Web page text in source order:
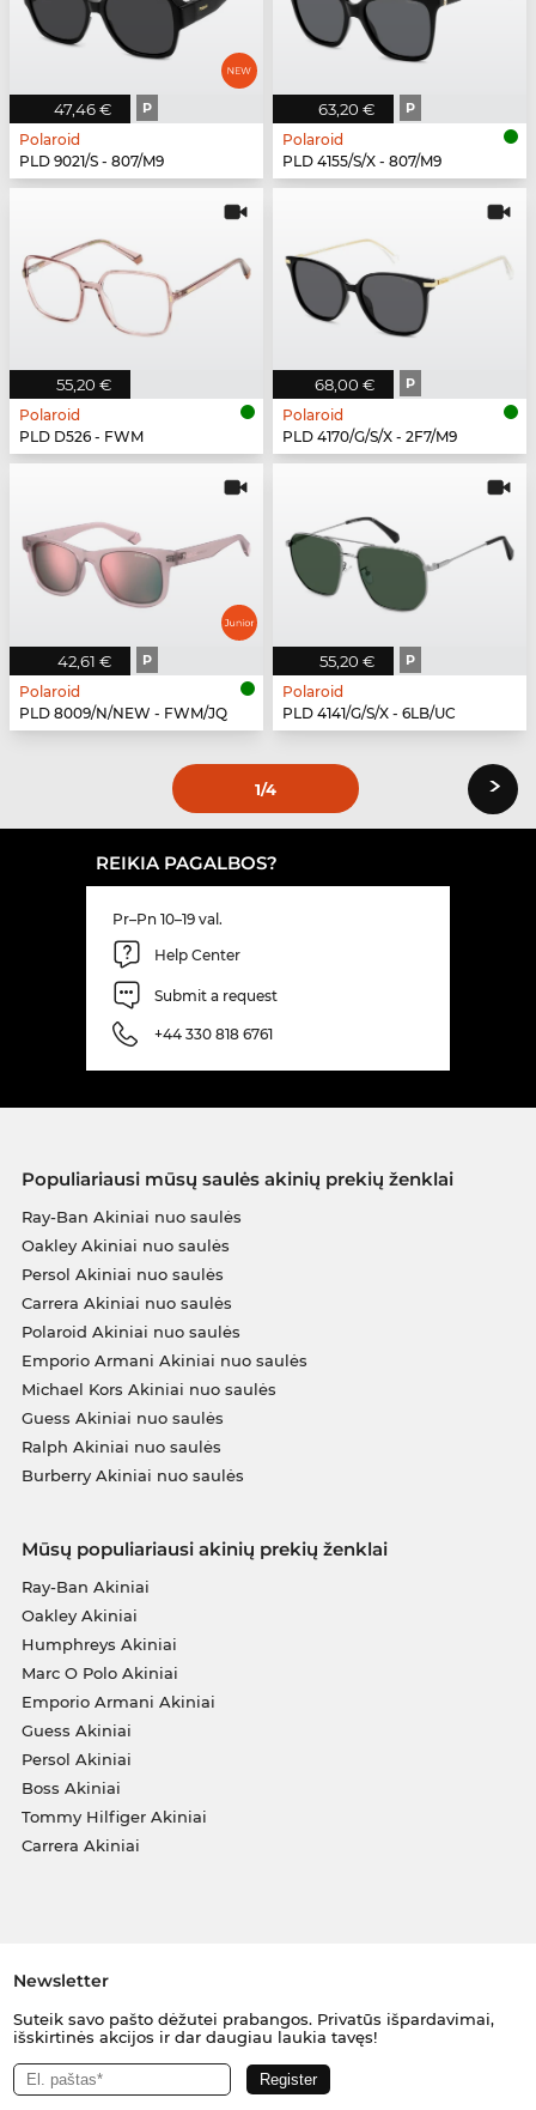
47,46 € P
Polaroid
PLD 9021/S - 807/M9
63,20 € P
Polaroid
PLD 4155/S/X - 807/M9
55,20 €
Polaroid
PLD D526 - FWM
68,00 € P
Polaroid
PLD 4170/G/S/X - 2F7/M9
42,61 € P
Polaroid
PLD 8009/N/NEW - FWM/JQ
55,20 € P
Polaroid
PLD 4141/G/S/X - 6LB/UC
1/4 ›
REIKIA PAGALBOS?
Pr–Pn 10–19 val.
Help Center
Submit a request
+44 330 818 6761
Populiariausi mūsų saulės akinių prekių ženklai
Ray-Ban Akiniai nuo saulės
Oakley Akiniai nuo saulės
Persol Akiniai nuo saulės
Carrera Akiniai nuo saulės
Polaroid Akiniai nuo saulės
Emporio Armani Akiniai nuo saulės
Michael Kors Akiniai nuo saulės
Guess Akiniai nuo saulės
Ralph Akiniai nuo saulės
Burberry Akiniai nuo saulės
Mūsų populiariausi akinių prekių ženklai
Ray-Ban Akiniai
Oakley Akiniai
Humphreys Akiniai
Marc O Polo Akiniai
Emporio Armani Akiniai
Guess Akiniai
Persol Akiniai
Boss Akiniai
Tommy Hilfiger Akiniai
Carrera Akiniai
Newsletter
Suteik savo pašto dėžutei prabangos. Privatūs išpardavimai,
išskirtinės akcijos ir dar daugiau laukia tavęs!